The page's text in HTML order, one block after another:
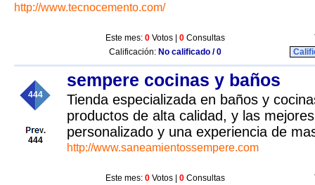
http://www.tecnocemento.com/
Este mes: 0 Votos | 0 Consultas
Calificación: No calificado / 0
444
444
sempere cocinas y baños
Tienda especializada en baños y
productos de alta calidad, y las
personalizado y una experiencia de
http://www.saneamientossempere.com
Este mes: 0 Votos | 0 Consultas